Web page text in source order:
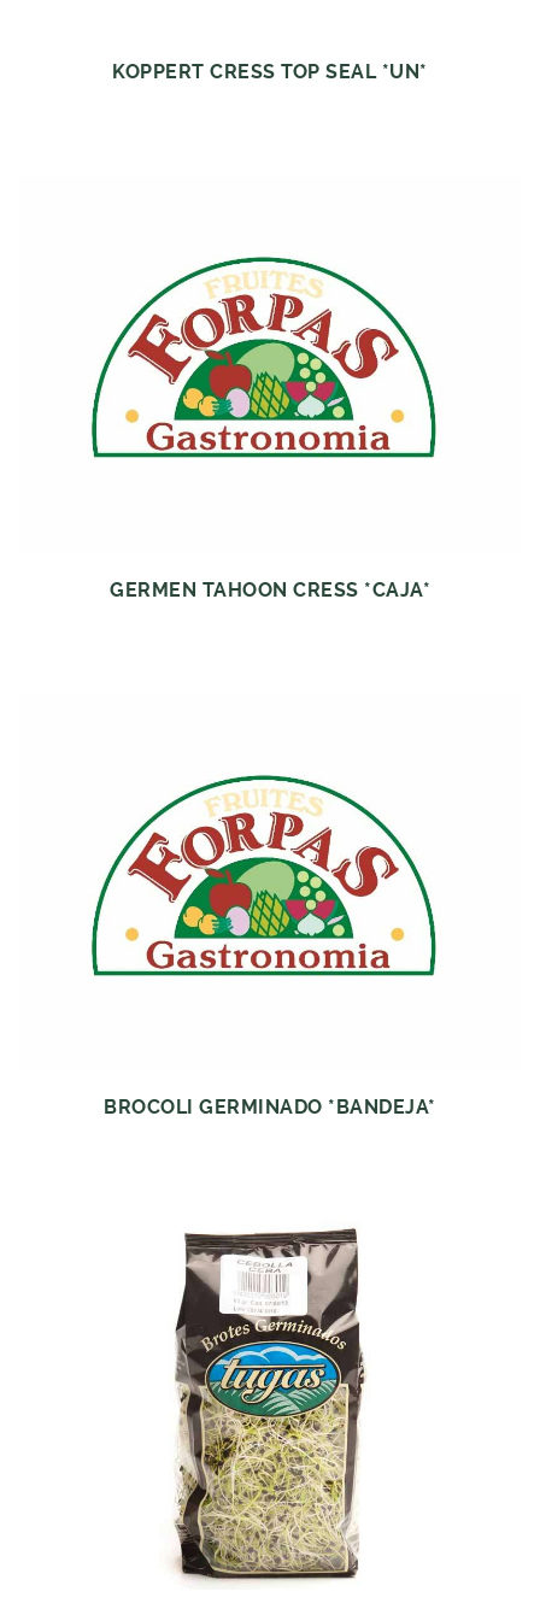
KOPPERT CRESS TOP SEAL *UN*
GERMEN TAHOON CRESS *CAJA*
BROCOLI GERMINADO *BANDEJA*